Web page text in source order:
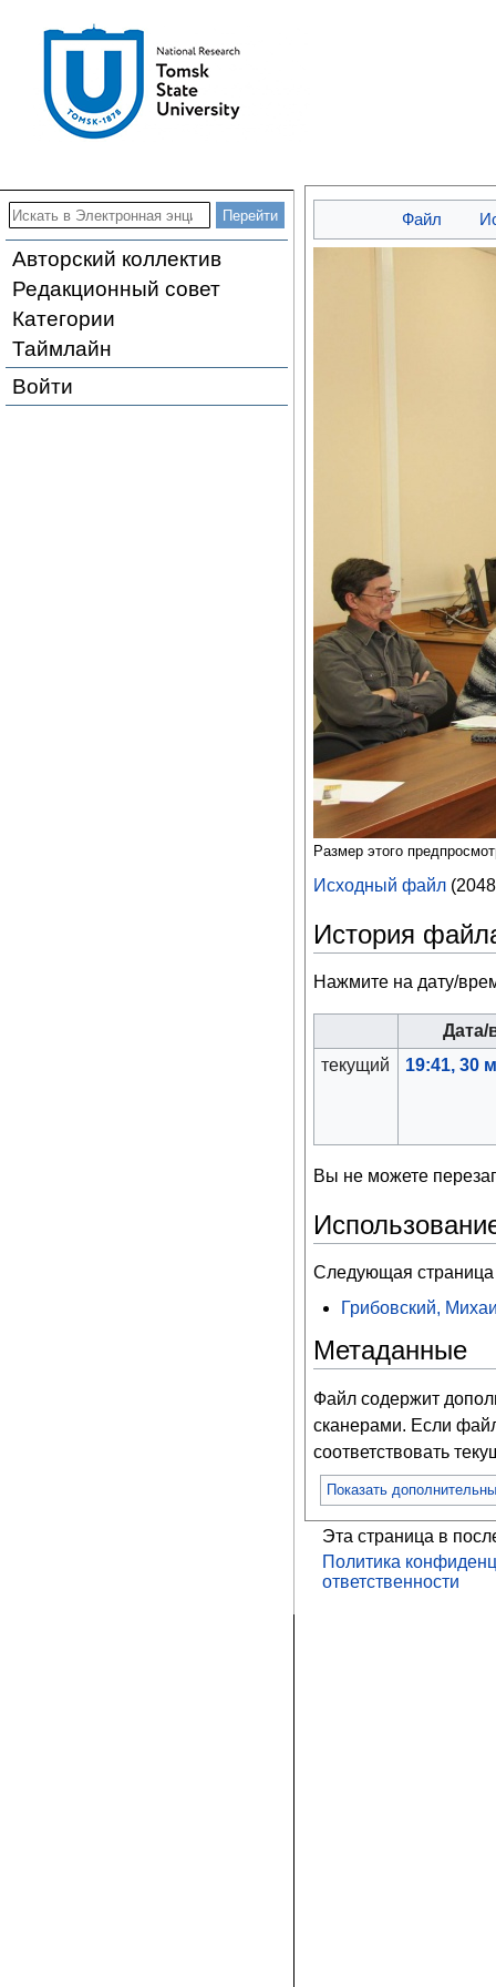
Авторский коллектив
Редакционный совет
Категории
Таймлайн
Войти
Файл
Размер этого
Исходный файл‎
История
Нажмите на дату/
Дата/
текущий
19:41, 30
Вы не можете
Следующая страница
Грибовский,
Метаданные
Файл содержит
сканерами. Если
соответствовать
Показать
Эта страница в
Политика
ответственности